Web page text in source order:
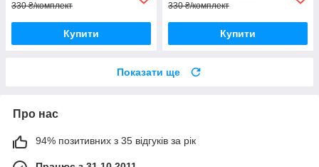
330 ₴/комплект
Купити
330 ₴/комплект
Купити
Показати ще
Про нас
94% позитивних з 35 відгуків за рік